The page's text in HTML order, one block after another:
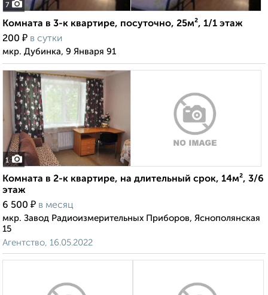
7
Комната в 3-к квартире, посуточно, 25м², 1/1 этаж
200 ₽ в сутки
мкр. Дубинка, 9 Января 91
1
Комната в 2-к квартире, на длительный срок, 14м², 3/6
этаж
6 500 ₽ в месяц
мкр. Завод Радиоизмерительных Приборов, Яснополянская
15
Агентство, 16.05.2022